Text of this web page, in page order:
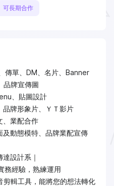
可長期合作
傳單、DM、名片、Banner
品牌宣傳圖
、貼圖設計
品牌形象片、ＹＴ影片
、業配合作
動態模特、品牌業配宣傳
設計系｜
務經驗，熟練運用
輯工具，能將您的想法轉化